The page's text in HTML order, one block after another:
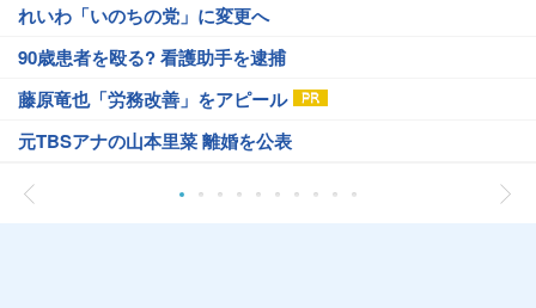
れいわ「いのちの党」に変更へ
90歳患者を殴る? 看護助手を逮捕
藤原竜也「労務改善」をアピール
元TBSアナの山本里菜 離婚を公表